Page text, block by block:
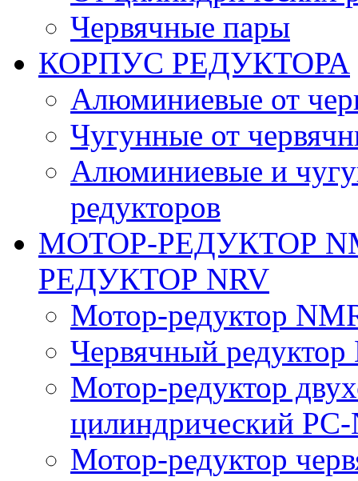
Червячные пары
КОРПУС РЕДУКТОРА
Алюминиевые от
Чугунные от
Алюминиевые и
редукторов
МОТОР-РЕДУКТОР
РЕДУКТОР NRV
Мотор-редуктор
Червячный редуктор
Мотор-редуктор
цилиндрический
Мотор-редуктор